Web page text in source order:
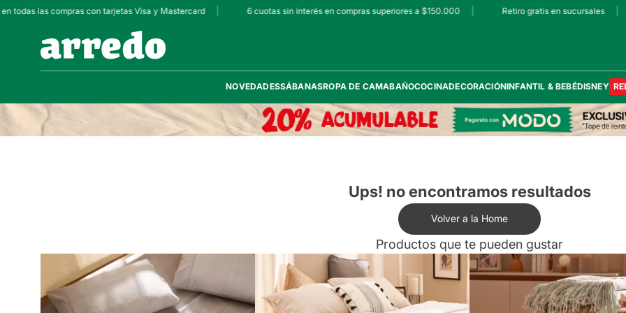
todas las compras con tarjetas Visa y Mastercard 6 cuotas sin interés en compras superiores a $150.000 Retiro gratis en sucursales
NOVEDADESSÁBANASROPA DE CAMABAÑOCOCINADECORACIÓNINFANTIL & BEBÉDISNEY
Ups! no encontramos resultados
Volver a la Home
Productos que te pueden gustar